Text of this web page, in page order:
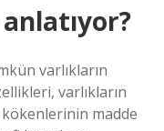
varlıkların
varlıkların
kökenlerinin madde